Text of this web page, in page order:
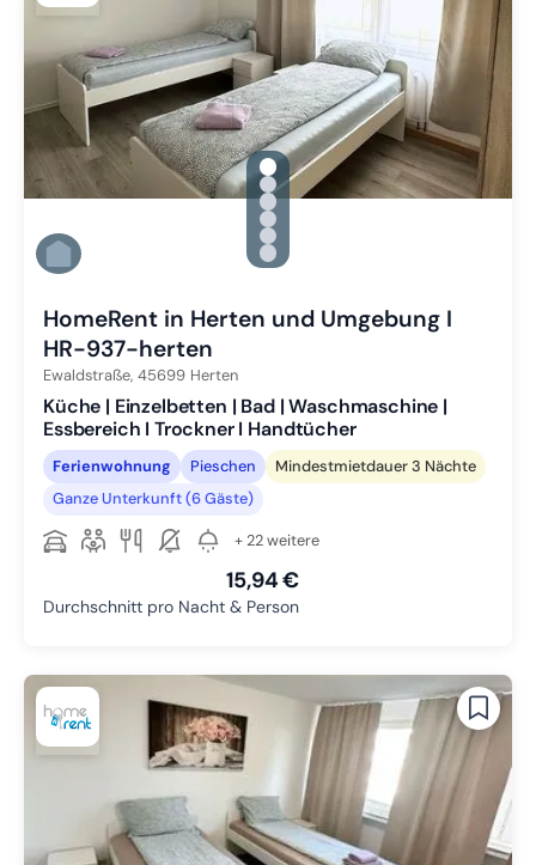
gallery.slide_selector
Zu Slide 1 wechseln
Zu Slide 2 wechseln
Zu Slide 3 wechseln
Zu Slide 4 wechseln
Zu Slide 5 wechseln
Zu Slide 6 wechseln
HomeRent in Herten und Umgebung I
HR-937-herten
Ewaldstraße, 45699 Herten
Küche | Einzelbetten | Bad | Waschmaschine |
Essbereich I Trockner I Handtücher
Ferienwohnung Pieschen
Mindestmietdauer 3 Nächte
Ganze Unterkunft (6 Gäste)
+ 22 weitere
15,94 €
Durchschnitt pro Nacht & Person